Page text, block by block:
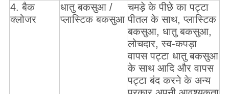
4. बैक
क्लोजर
धातु बकसुआ /
प्लास्टिक बकसुआ
चमड़े के पीछे का पट्टा
पीतल के साथ, प्लास्टिक
बकसुआ, धातु बकसुआ,
लोचदार, स्व-कपड़ा
वापस पट्टा धातु बकसुआ
के साथ आदि और वापस
पट्टा बंद करने के अन्य